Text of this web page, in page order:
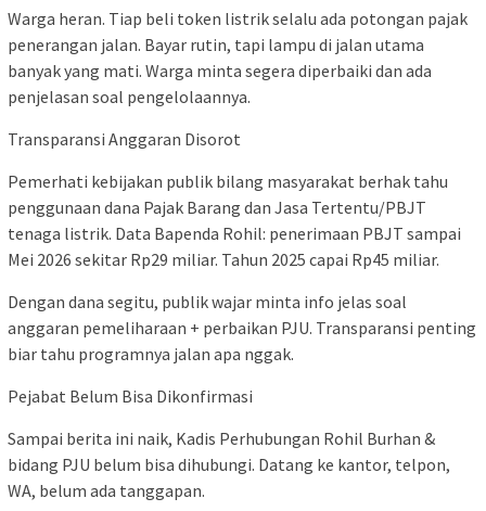
Warga heran. Tiap beli token listrik selalu ada potongan pajak
penerangan jalan. Bayar rutin, tapi lampu di jalan utama
banyak yang mati. Warga minta segera diperbaiki dan ada
penjelasan soal pengelolaannya.
Transparansi Anggaran Disorot
Pemerhati kebijakan publik bilang masyarakat berhak tahu
penggunaan dana Pajak Barang dan Jasa Tertentu/PBJT
tenaga listrik. Data Bapenda Rohil: penerimaan PBJT sampai
Mei 2026 sekitar Rp29 miliar. Tahun 2025 capai Rp45 miliar.
Dengan dana segitu, publik wajar minta info jelas soal
anggaran pemeliharaan + perbaikan PJU. Transparansi penting
biar tahu programnya jalan apa nggak.
Pejabat Belum Bisa Dikonfirmasi
Sampai berita ini naik, Kadis Perhubungan Rohil Burhan &
bidang PJU belum bisa dihubungi. Datang ke kantor, telpon,
WA, belum ada tanggapan.